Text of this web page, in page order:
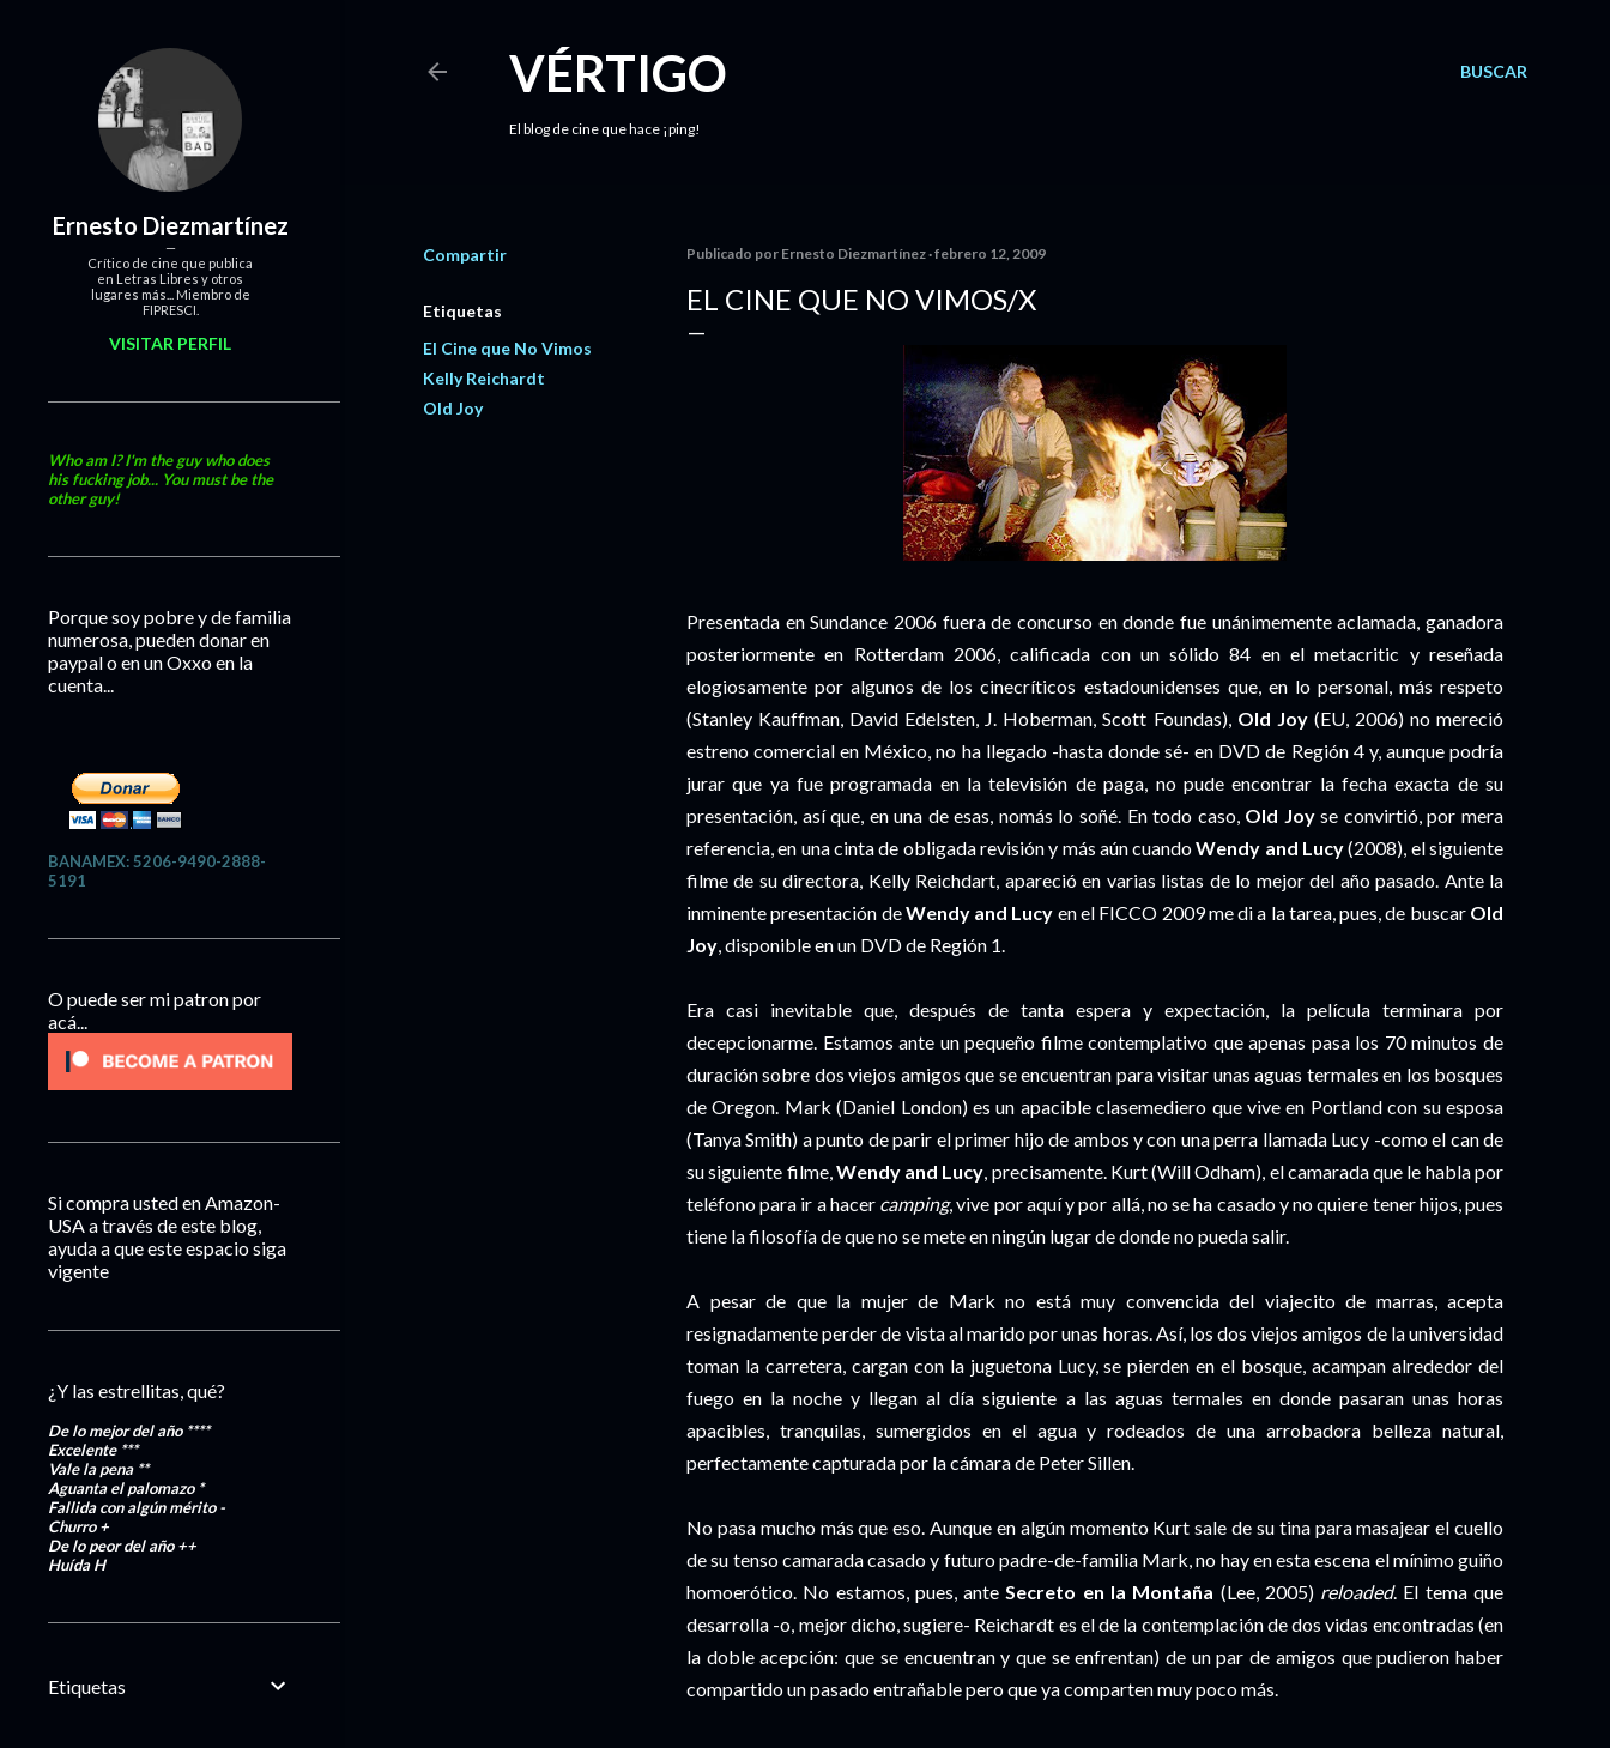
BUSCAR
VÉRTIGO
El blog de cine que hace ¡ping!
Compartir
Etiquetas
El Cine que No Vimos
Kelly Reichardt
Old Joy
Publicado por Ernesto Diezmartínez febrero 12, 2009
EL CINE QUE NO VIMOS/X
Presentada en Sundance 2006 fuera de concurso en donde fue unánimemente aclamada, ganadora
posteriormente en Rotterdam 2006, calificada con un sólido 84 en el metacritic y reseñada
elogiosamente por algunos de los cinecríticos estadounidenses que, en lo personal, más respeto
(Stanley Kauffman, David Edelsten, J. Hoberman, Scott Foundas), Old Joy(EU, 2006) no mereció
estreno comercial en México, no ha llegado -hasta donde sé- en DVD de Región 4 y, aunque podría
jurar que ya fue programada en la televisión de paga, no pude encontrar la fecha exacta de su
presentación, así que, en una de esas, nomás lo soñé. En todo caso, Old Joyse convirtió, por mera
referencia, en una cinta de obligada revisión y más aún cuandoWendy and Lucy(2008), el siguiente
filme de su directora, Kelly Reichdart, apareció en varias listas de lo mejor del año pasado. Ante la
inminente presentación deWendy and Lucy en el FICCO 2009 me di a la tarea, pues, de buscar Old
Joy, disponible en un DVD de Región 1.
Era casi inevitable que, después de tanta espera y expectación, la película terminara por
decepcionarme. Estamos ante un pequeño filme contemplativo que apenas pasa los 70 minutos de
duración sobre dos viejos amigos que se encuentran para visitar unas aguas termales en los bosques
de Oregon. Mark (Daniel London) es un apacible clasemediero que vive en Portland con su esposa
(Tanya Smith) a punto de parir el primer hijo de ambos y con una perra llamada Lucy -como el can de
su siguiente filme,Wendy and Lucy, precisamente. Kurt (Will Odham), el camarada que le habla por
teléfono para ir a hacer camping, vive por aquí y por allá, no se ha casado y no quiere tener hijos, pues
tiene la filosofía de que no se mete en ningún lugar de donde no pueda salir.
A pesar de que la mujer de Mark no está muy convencida del viajecito de marras, acepta
resignadamente perder de vista al marido por unas horas. Así, los dos viejos amigos de la universidad
toman la carretera, cargan con la juguetona Lucy, se pierden en el bosque, acampan alrededor del
fuego en la noche y llegan al día siguiente a las aguas termales en donde pasaran unas horas
apacibles, tranquilas, sumergidos en el agua y rodeados de una arrobadora belleza natural,
perfectamente capturada por la cámara de Peter Sillen.
No pasa mucho más que eso. Aunque en algún momento Kurt sale de su tina para masajear el cuello
de su tenso camarada casado y futuro padre-de-familia Mark, no hay en esta escena el mínimo guiño
homoerótico. No estamos, pues, anteSecreto en la Montaña (Lee, 2005) reloaded. El tema que
desarrolla -o, mejor dicho, sugiere- Reichardt es el de la contemplación de dos vidas encontradas (en
la doble acepción: que se encuentran y que se enfrentan) de un par de amigos que pudieron haber
compartido un pasado entrañable pero que ya comparten muy poco más.
Ernesto Diezmartínez
Crítico de cine que publica
en Letras Libres y otros
lugares más... Miembro de
FIPRESCI.
VISITAR PERFIL
Who am I? I'm the guy who does
his fucking job... You must be the
other guy!
Porque soy pobre y de familia
numerosa, pueden donar en
paypal o en un Oxxo en la
cuenta...
BANAMEX: 5206-9490-2888-
5191
O puede ser mi patron por
acá...
Si compra usted en Amazon-
USA a través de este blog,
ayuda a que este espacio siga
vigente
¿Y las estrellitas, qué?
De lo mejor del año ****
Excelente***
Vale la pena **
Aguanta el palomazo *
Fallida con algún mérito-
Churro+
De lo peor del año++
HuídaH
Etiquetas